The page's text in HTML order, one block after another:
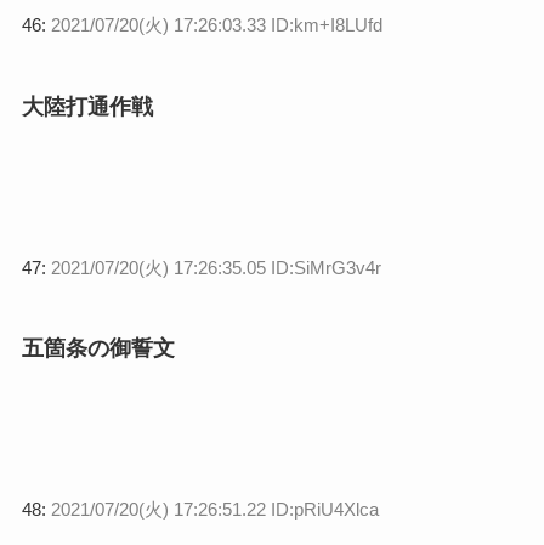
46: 2021/07/20(火) 17:26:03.33 ID:km+I8LUfd
大陸打通作戦
47: 2021/07/20(火) 17:26:35.05 ID:SiMrG3v4r
五箇条の御誓文
48: 2021/07/20(火) 17:26:51.22 ID:pRiU4Xlca